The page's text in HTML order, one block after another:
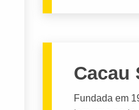
Cacau
Fundada em